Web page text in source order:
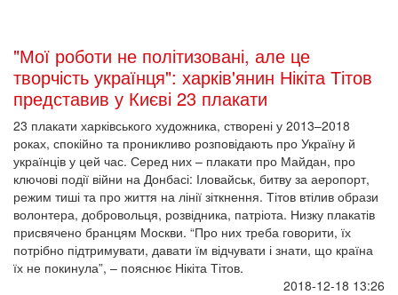
"Мої роботи не політизовані, але це
творчість українця": харків'янин Нікіта Тітов
представив у Києві 23 плакати
23 плакати харківського художника, створені у 2013–2018
роках, спокійно та проникливо розповідають про Україну й
українців у цей час. Серед них – плакати про Майдан, про
ключові події війни на Донбасі: Іловайськ, битву за аеропорт,
режим тиші та про життя на лінії зіткнення. Тітов втілив образи
волонтера, добровольця, розвідника, патріота. Низку плакатів
присвячено бранцям Москви. “Про них треба говорити, їх
потрібно підтримувати, давати їм відчувати і знати, що країна
їх не покинула”, – пояснює Нікіта Тітов.
2018-12-18 13:26